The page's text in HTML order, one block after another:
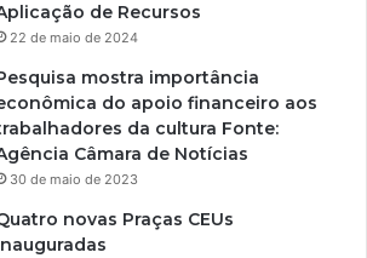
de Recursos
22 de maio de 2024
mostra importância
do apoio financeiro aos
da cultura Fonte:
Câmara de Notícias
30 de maio de 2023
novas Praças CEUs